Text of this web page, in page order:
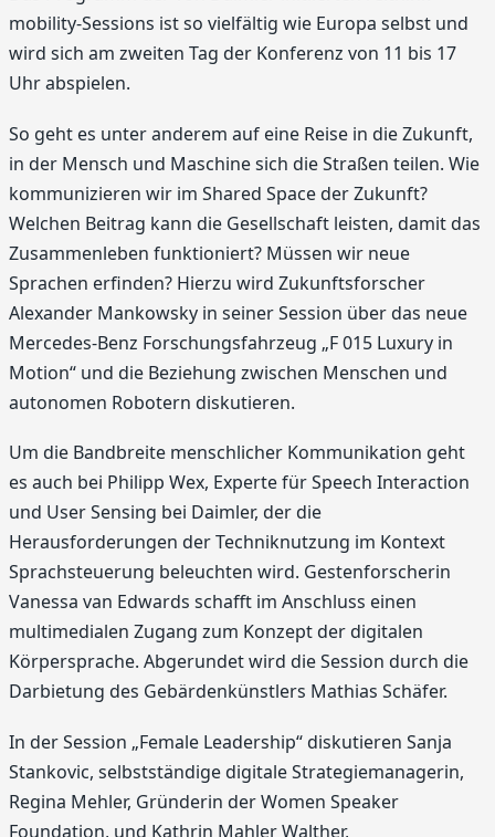
mobility-Sessions ist so vielfältig wie Europa selbst und
wird sich am zweiten Tag der Konferenz von 11 bis 17
Uhr abspielen.
So geht es unter anderem auf eine Reise in die Zukunft,
in der Mensch und Maschine sich die Straßen teilen. Wie
kommunizieren wir im Shared Space der Zukunft?
Welchen Beitrag kann die Gesellschaft leisten, damit das
Zusammenleben funktioniert? Müssen wir neue
Sprachen erfinden? Hierzu wird Zukunftsforscher
Alexander Mankowsky in seiner Session über das neue
Mercedes-Benz Forschungsfahrzeug „F 015 Luxury in
Motion“ und die Beziehung zwischen Menschen und
autonomen Robotern diskutieren.
Um die Bandbreite menschlicher Kommunikation geht
es auch bei Philipp Wex, Experte für Speech Interaction
und User Sensing bei Daimler, der die
Herausforderungen der Techniknutzung im Kontext
Sprachsteuerung beleuchten wird. Gestenforscherin
Vanessa van Edwards schafft im Anschluss einen
multimedialen Zugang zum Konzept der digitalen
Körpersprache. Abgerundet wird die Session durch die
Darbietung des Gebärdenkünstlers Mathias Schäfer.
In der Session „Female Leadership“ diskutieren Sanja
Stankovic, selbstständige digitale Strategiemanagerin,
Regina Mehler, Gründerin der Women Speaker
Foundation, und Kathrin Mahler Walther,